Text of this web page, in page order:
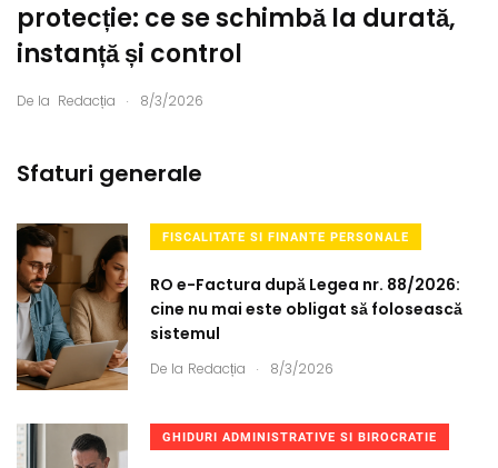
protecție: ce se schimbă la durată,
instanță și control
De la Redacția . 8/3/2026
Sfaturi generale
FISCALITATE SI FINANTE PERSONALE
RO e-Factura după Legea nr. 88/2026:
cine nu mai este obligat să folosească
sistemul
De la Redacția . 8/3/2026
GHIDURI ADMINISTRATIVE SI BIROCRATIE